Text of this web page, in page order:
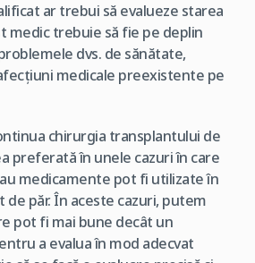
ar trebui să evalueze starea
medic trebuie să fie pe deplin
dvs. de sănătate,
medicale preexistente pe
chirurgia transplantului de
preferată în unele cazuri în care
medicamente pot fi utilizate în
păr. În aceste cazuri, putem
pot fi mai bune decât un
a evalua în mod adecvat